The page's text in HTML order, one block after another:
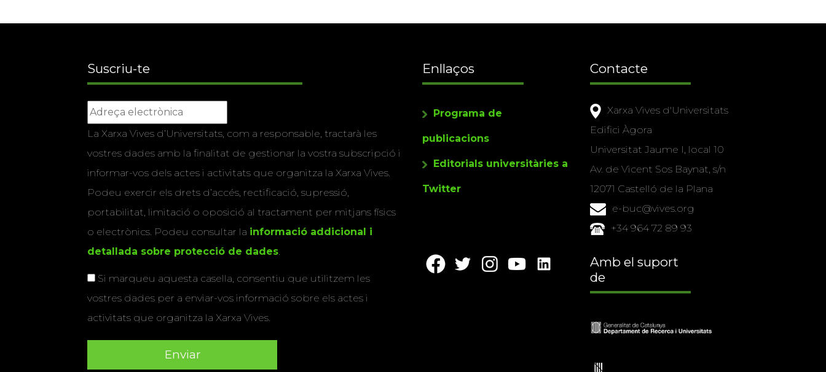
Suscriu-te
La Xarxa Vives d’Universitats, com a responsable, tractarà les
vostres dades amb la finalitat de gestionar la vostra subscripció i
informar-vos dels actes i activitats que organitza la Xarxa Vives.
Podeu exercir els drets d’accés, rectificació, supressió,
portabilitat, limitació o oposició al tractament per mitjans físics
o electrònics. Podeu consultar la informació addicional i
detallada sobre protecció de dades.
Si marqueu aquesta casella, consentiu que utilitzem les
vostres dades per a enviar-vos informació sobre els actes i
activitats que organitza la Xarxa Vives.
Enllaços
Programa de
publicacions
Editorials universitàries a
Twitter
Contacte
Xarxa Vives d'Universitats
Edifici Àgora
Universitat Jaume I, local 10
Av. de Vicent Sos Baynat, s/n
12071 Castelló de la Plana
e-buc@vives.org
+34 964 72 89 93
Amb el suport
de